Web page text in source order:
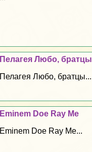
Пелагея Любо, братцы
Пелагея Любо, братцы...
Eminem Doe Ray Me
Eminem Doe Ray Me...